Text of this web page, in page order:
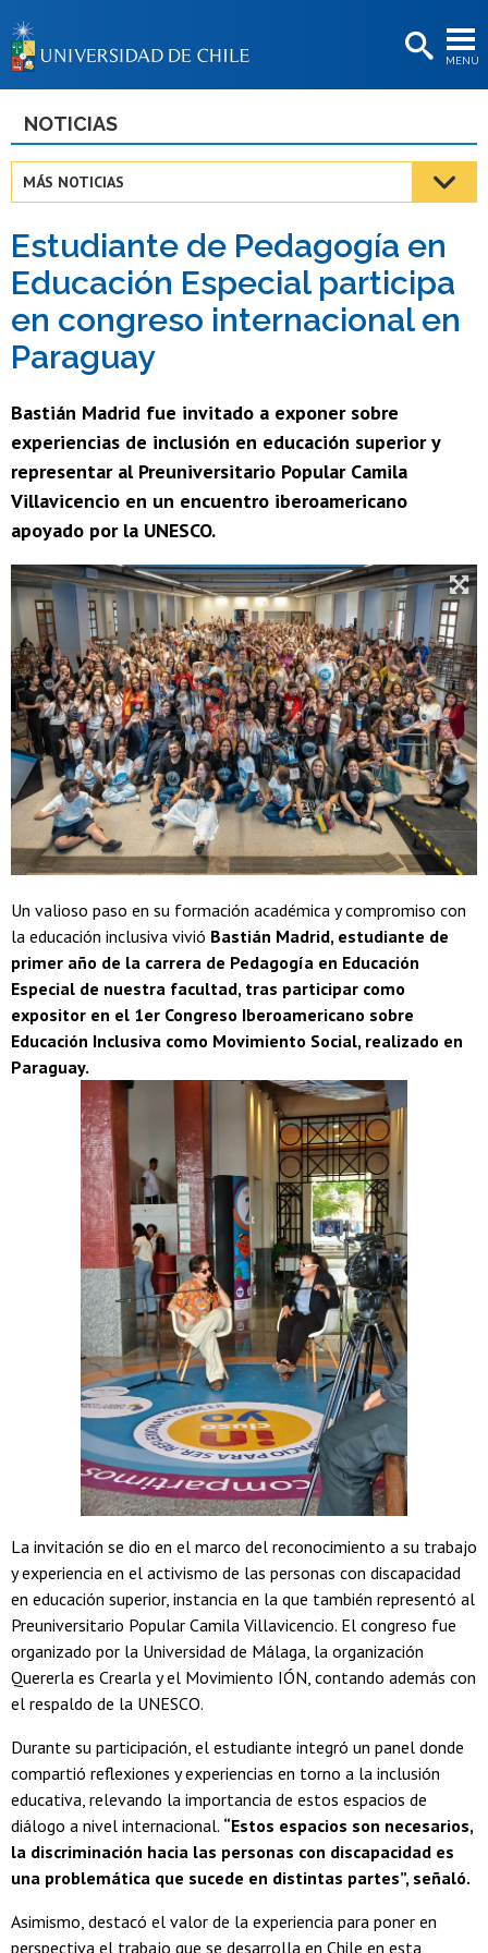
MENÚ
BIBLIOTECAS
Estudiantes
Académicas/os
Funcionarias/os
Egresadas/os
NOTICIAS
MÁS NOTICIAS
Estudiante de Pedagogía en
Educación Especial participa
en congreso internacional en
Paraguay
Bastián Madrid fue invitado a exponer sobre
experiencias de inclusión en educación superior y
representar al Preuniversitario Popular Camila
Villavicencio en un encuentro iberoamericano
apoyado por la UNESCO.
Un valioso paso en su formación académica y compromiso con
la educación inclusiva vivió Bastián Madrid, estudiante de
primer año de la carrera de Pedagogía en Educación
Especial de nuestra facultad, tras participar como
expositor en el 1er Congreso Iberoamericano sobre
Educación Inclusiva como Movimiento Social, realizado en
Paraguay.
La invitación se dio en el marco del reconocimiento a su trabajo
y experiencia en el activismo de las personas con discapacidad
en educación superior, instancia en la que también representó al
Preuniversitario Popular Camila Villavicencio. El congreso fue
organizado por la Universidad de Málaga, la organización
Quererla es Crearla y el Movimiento IÓN, contando además con
el respaldo de la UNESCO.
Durante su participación, el estudiante integró un panel donde
compartió reflexiones y experiencias en torno a la inclusión
educativa, relevando la importancia de estos espacios de
diálogo a nivel internacional. “Estos espacios son necesarios,
la discriminación hacia las personas con discapacidad es
una problemática que sucede en distintas partes”, señaló.
Asimismo, destacó el valor de la experiencia para poner en
perspectiva el trabajo que se desarrolla en Chile en esta